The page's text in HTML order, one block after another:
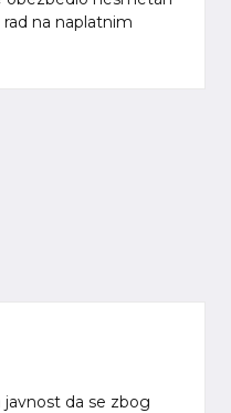
na naplatnim
da se zbog